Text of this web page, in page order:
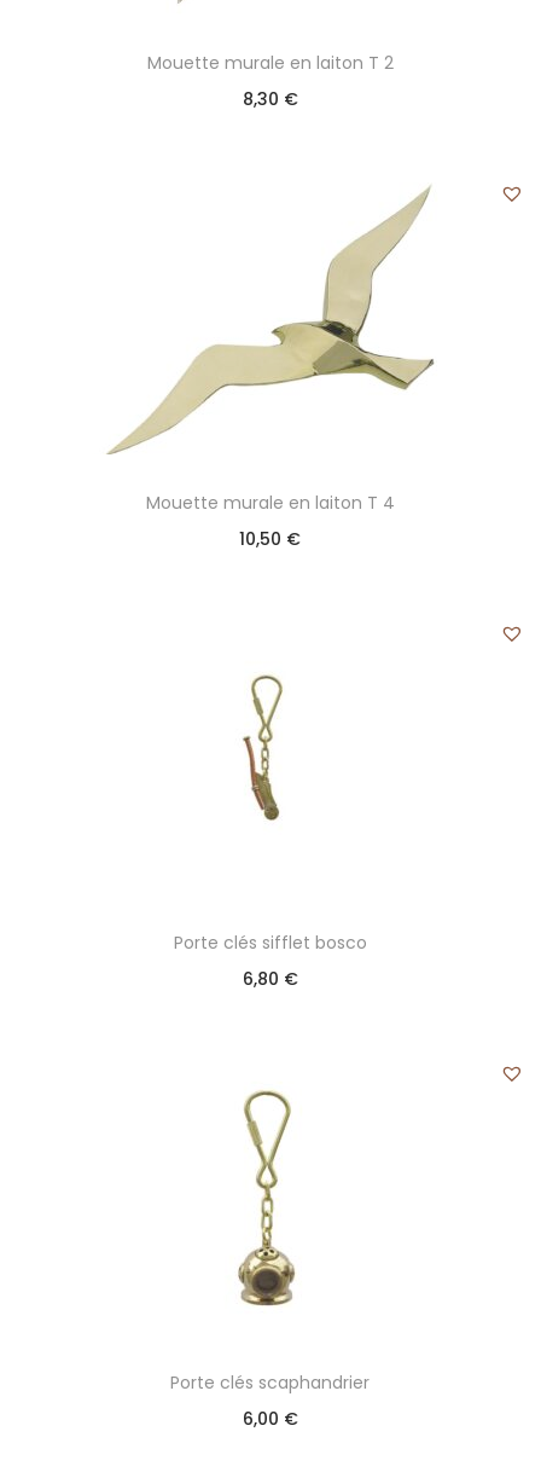
Mouette murale en laiton T 2
8,30 €
Mouette murale en laiton T 4
10,50 €
Porte clés sifflet bosco
6,80 €
Porte clés scaphandrier
6,00 €